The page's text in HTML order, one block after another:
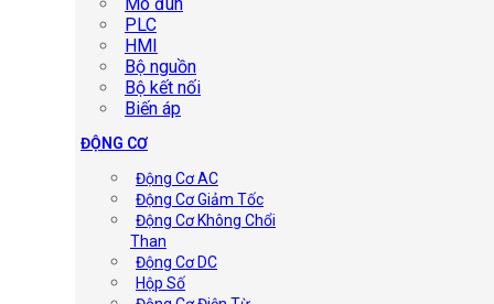
PLC
HMI
Bộ nguồn
Bộ kết nối
Biến áp
ĐỘNG CƠ
Động Cơ AC
Động Cơ Giảm Tốc
Động Cơ Không Chổi
Than
Động Cơ DC
Hộp Số